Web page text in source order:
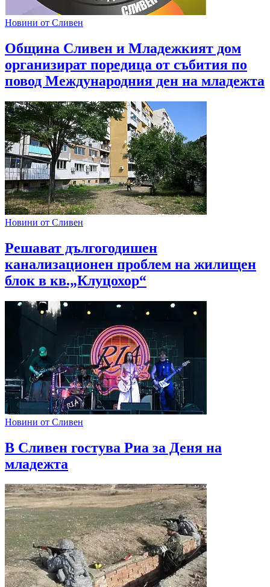
Новини от Сливен
Община Сливен и Младежкият дом
организират поредица от събития по
повод Международния ден на младежта
Новини от Сливен
Решават дългогодишен
канализационен проблем на жилищен
блок в кв.„Клуцохор“
Новини от Сливен
В Сливен гостува Риа за Деня на
младежта